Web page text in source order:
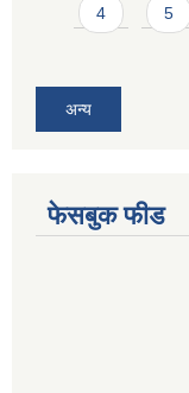
4 5
अन्य
फेसबुक फीड